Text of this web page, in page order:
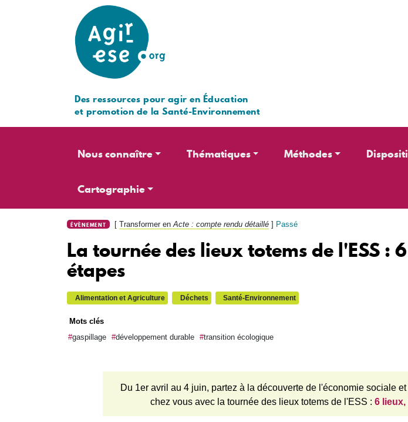
Des ressources pour agir en Éducation
et promotion de la Santé-Environnement
Nous connaître Thématiques Méthodes
Cartographie
ÉVÈNEMENT [Transformer enActe : compte rendu détaillé ] Passé
La tournée des lieux totems de l'ESS :
étapes
Alimentation et Agriculture Déchets Santé-Environnement
Mots clés
gaspillage développement durable transition écologique
Du 1er avril au 4 juin, partez à la découverte de l'économie sociale
chez vous avec la tournée des lieux totems de l'ESS :6 lieux,